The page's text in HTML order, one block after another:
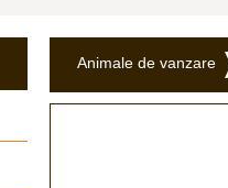
Animale de vanzare